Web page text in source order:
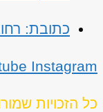
כתובת: רחוב
Instagram
כל הזכויות